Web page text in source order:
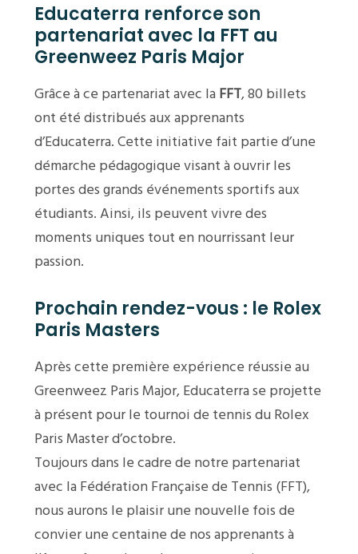
Educaterra renforce son
partenariat avec la FFT au
Greenweez Paris Major
Grâce à ce partenariat avec laFFT, 80 billets
ont été distribués aux apprenants
d’Educaterra. Cette initiative fait partie d’une
démarche pédagogique visant à ouvrir les
portes des grands événements sportifs aux
étudiants. Ainsi, ils peuvent vivre des
moments uniques tout en nourrissant leur
passion.
Prochain rendez-vous : le Rolex
Paris Masters
Après cette première expérience réussie au
Greenweez Paris Major, Educaterra se projette
à présent pour le tournoi de tennis du Rolex
Paris Master d’octobre.
Toujours dans le cadre de notre partenariat
avec laFédération Française de Tennis (FFT),
nous aurons le plaisir une nouvelle fois de
convier une centaine de nos apprenants à